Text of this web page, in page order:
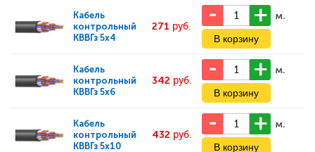
Кабель
контрольный
КВВГз 5х4
271 руб.
м.
Кабель
контрольный
КВВГз 5х6
342 руб.
м.
Кабель
контрольный
КВВГз 5х10
432 руб.
м.